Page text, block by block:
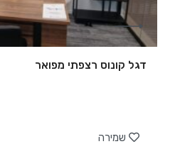
דגל קונוס רצפתי מפואר
שמירה